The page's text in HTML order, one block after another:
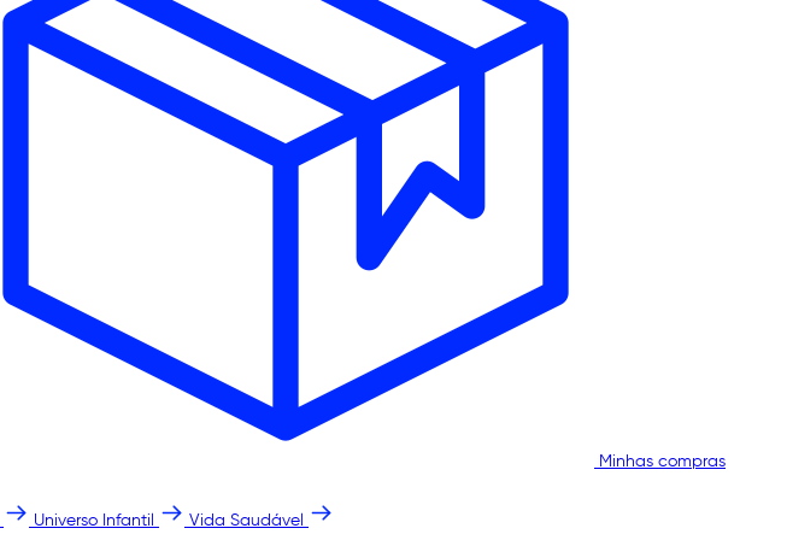
Minhas compras
Universo Infantil Vida Saudável